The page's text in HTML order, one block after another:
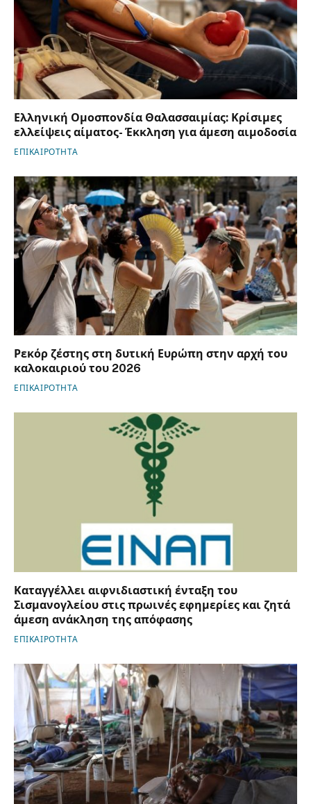
Ελληνική Ομοσπονδία Θαλασσαιμίας: Κρίσιμες
ελλείψεις αίματος- Έκκληση για άμεση αιμοδοσία
ΕΠΙΚΑΙΡΟΤΗΤΑ
Ρεκόρ ζέστης στη δυτική Ευρώπη στην αρχή του
καλοκαιριού του 2026
ΕΠΙΚΑΙΡΟΤΗΤΑ
Καταγγέλλει αιφνιδιαστική ένταξη του
Σισμανογλείου στις πρωινές εφημερίες και ζητά
άμεση ανάκληση της απόφασης
ΕΠΙΚΑΙΡΟΤΗΤΑ